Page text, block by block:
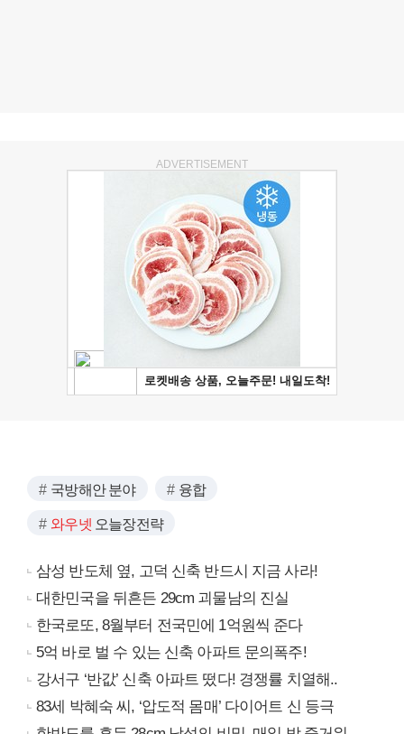
ADVERTISEMENT
국방해안 분야 융합
와우넷 오늘장전략
삼성 반도체 옆, 고덕 신축 반드시 지금 사라!
대한민국을 뒤흔든 29cm 괴물남의 진실
한국로또, 8월부터 전국민에 1억원씩 준다
5억 바로 벌 수 있는 신축 아파트 문의폭주!
강서구 ‘반값’ 신축 아파트 떴다! 경쟁률 치열해..
83세 박혜숙 씨, ‘압도적 몸매’ 다이어트 신 등극